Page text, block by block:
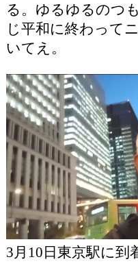
る。ゆるゆるのつ
じ平和に終わって
いてえ。
3月10日東京駅に